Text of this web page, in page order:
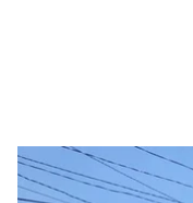
В Суворовском районе